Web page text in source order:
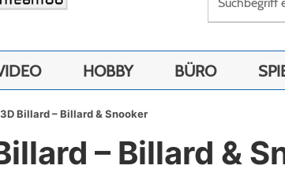
HOBBY BÜRO
3D Billard – Billard & Snooker
– Billard &